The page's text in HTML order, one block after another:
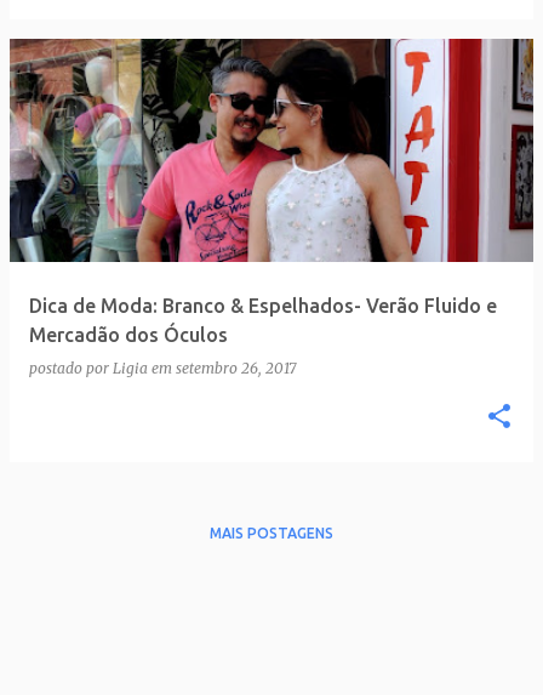
Dica de Moda: Branco & Espelhados- Verão Fluido e
Mercadão dos Óculos
postado por Ligia em setembro 26, 2017
MAIS POSTAGENS